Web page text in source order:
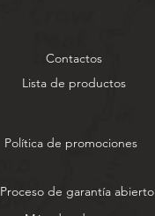
Contactos
Lista de productos
Política de promociones
Proceso de garantía abierto